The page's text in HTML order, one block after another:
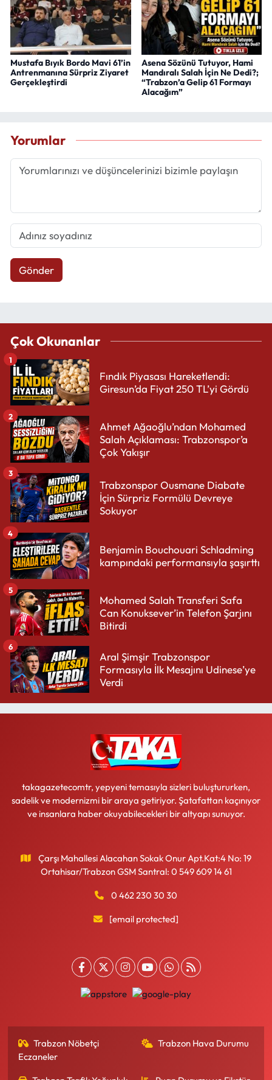
Mustafa Bıyık Bordo Mavi 61’in
Antrenmanına Sürpriz Ziyaret
Gerçekleştirdi
Asena Sözünü Tutuyor, Hami
Mandıralı Salah İçin Ne Dedi?;
“Trabzon’a Gelip 61 Formayı
Alacağım”
Yorumlar
Gönder
Çok Okunanlar
Fındık Piyasası Hareketlendi:
Giresun’da Fiyat 250 TL’yi Gördü
1
Ahmet Ağaoğlu’ndan Mohamed
Salah Açıklaması: Trabzonspor’a
Çok Yakışır
2
Trabzonspor Ousmane Diabate
İçin Sürpriz Formülü Devreye
Sokuyor
3
Benjamin Bouchouari Schladming
kampındaki performansıyla şaşırttı
4
Mohamed Salah Transferi Safa
Can Konuksever’in Telefon Şarjını
Bitirdi
5
Aral Şimşir Trabzonspor
Formasıyla İlk Mesajını Udinese’ye
Verdi
6
takagazetecomtr, yepyeni temasıyla sizleri buluştururken,
sadelik ve modernizmi bir araya getiriyor. Şatafattan kaçınıyor
ve insanlara haber okuyabilecekleri bir altyapı sunuyor.
Çarşı Mahallesi Alacahan Sokak Onur Apt.Kat:4 No: 19
Ortahisar/Trabzon GSM Santral: 0 549 609 14 61
0 462 230 30 30
[email protected]
Trabzon Nöbetçi
Eczaneler
Trabzon Hava Durumu